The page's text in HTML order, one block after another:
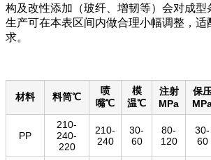
构及改性添加（玻纤、增韧等）会对成型
生产可在本表区间内做合理小幅调整，适
求。
材料 料筒℃
喷
嘴℃
模
温℃
注射
MPa
保
PP
210-
240-
220
210-
240
30-
60
80-
120
30-
60